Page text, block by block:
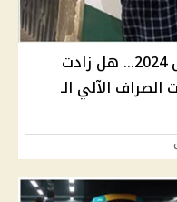
قبل صرف مرتبات شهر أغسطس 2024... هل زادت
الآلي الـ